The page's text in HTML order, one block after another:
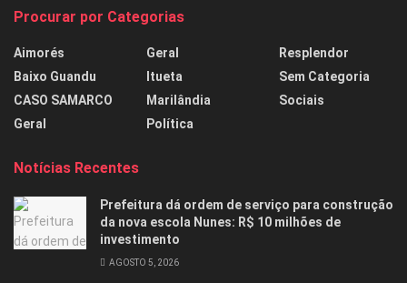
Procurar por Categorias
Aimorés
Baixo Guandu
CASO SAMARCO
Geral
Geral
Itueta
Marilândia
Política
Resplendor
Sem Categoria
Sociais
Notícias Recentes
Prefeitura dá ordem de serviço para construção
da nova escola Nunes: R$ 10 milhões de
investimento
AGOSTO 5, 2026